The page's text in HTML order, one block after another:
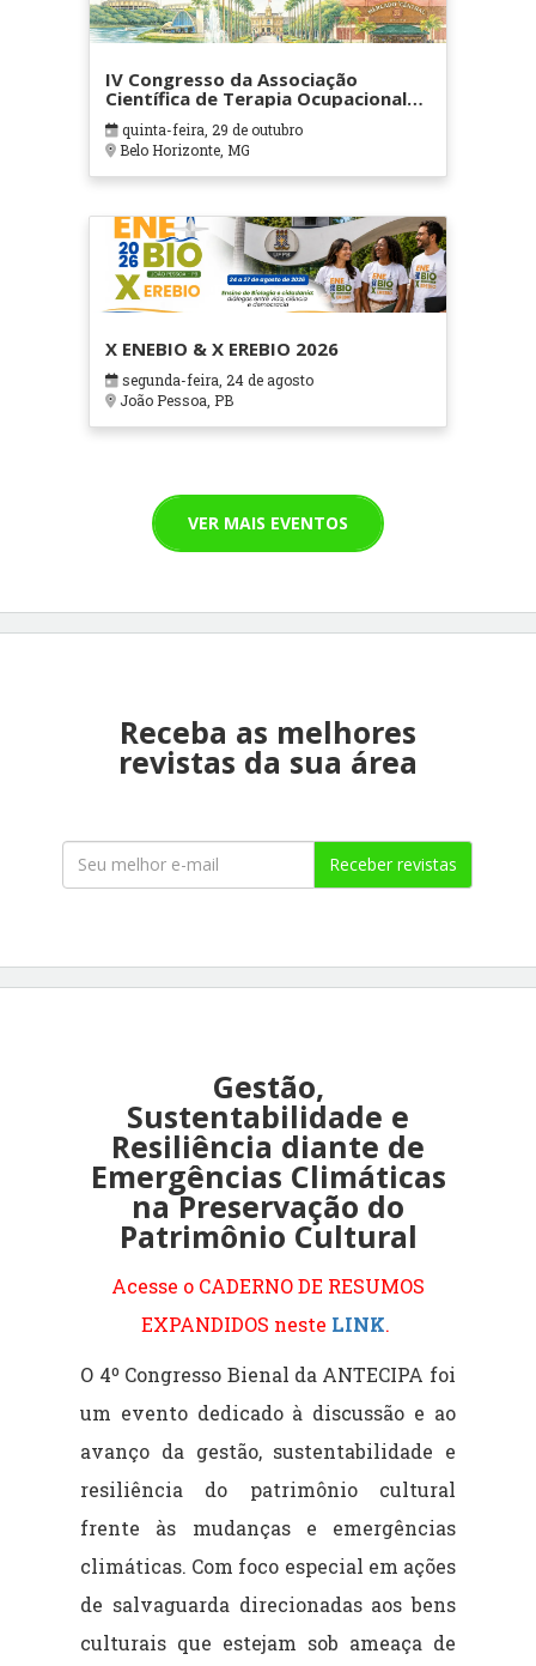
IV Congresso da Associação
Científica de Terapia Ocupacional
em Contextos Hospitalares e
Cuidados Paliativos - ATOHOSP
quinta-feira, 29 de outubro
Belo Horizonte, MG
X ENEBIO & X EREBIO 2026
segunda-feira, 24 de agosto
João Pessoa, PB
VER MAIS EVENTOS
Receba as melhores
revistas da sua área
Receber revistas
Gestão,
Sustentabilidade e
Resiliência diante de
Emergências Climáticas
na Preservação do
Patrimônio Cultural
Acesse o CADERNO DE RESUMOS
EXPANDIDOS neste LINK.
O 4º Congresso Bienal da ANTECIPA foi
um evento dedicado à discussão e ao
avanço da gestão, sustentabilidade e
resiliência do patrimônio cultural
frente às mudanças e emergências
climáticas. Com foco especial em ações
de salvaguarda direcionadas aos bens
culturais que estejam sob ameaça de